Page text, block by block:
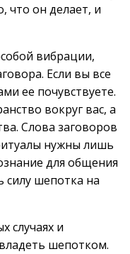
что он делает, и
вибрации,
Если вы все
ее почувствуете.
вокруг вас, а
Слова заговоров
нужны лишь
для общения
шепотка на
случаях и
шепотком.